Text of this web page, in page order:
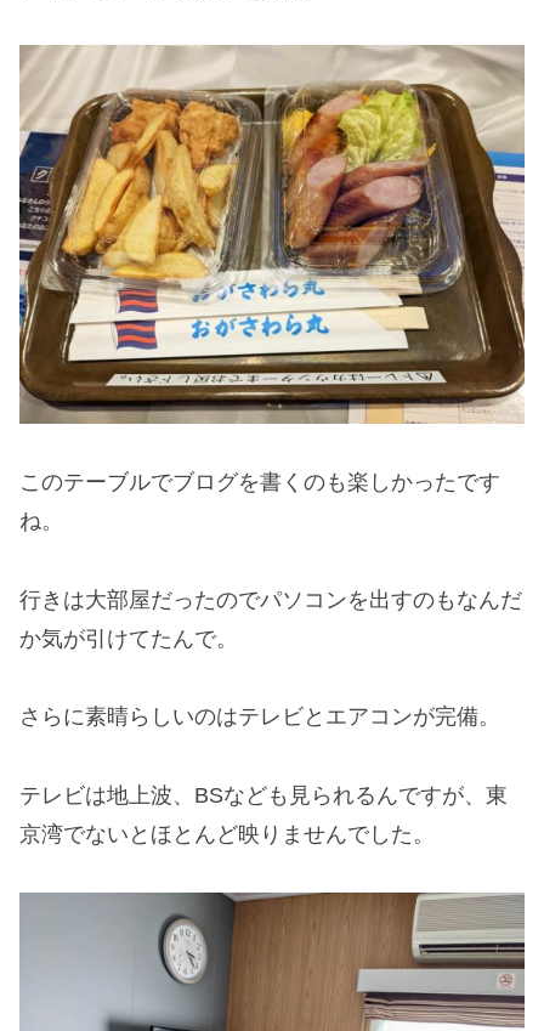
このテーブルでブログを書くのも楽しかったです
ね。
行きは大部屋だったのでパソコンを出すのもなんだ
か気が引けてたんで。
さらに素晴らしいのはテレビとエアコンが完備。
テレビは地上波、BSなども見られるんですが、東
京湾でないとほとんど映りませんでした。